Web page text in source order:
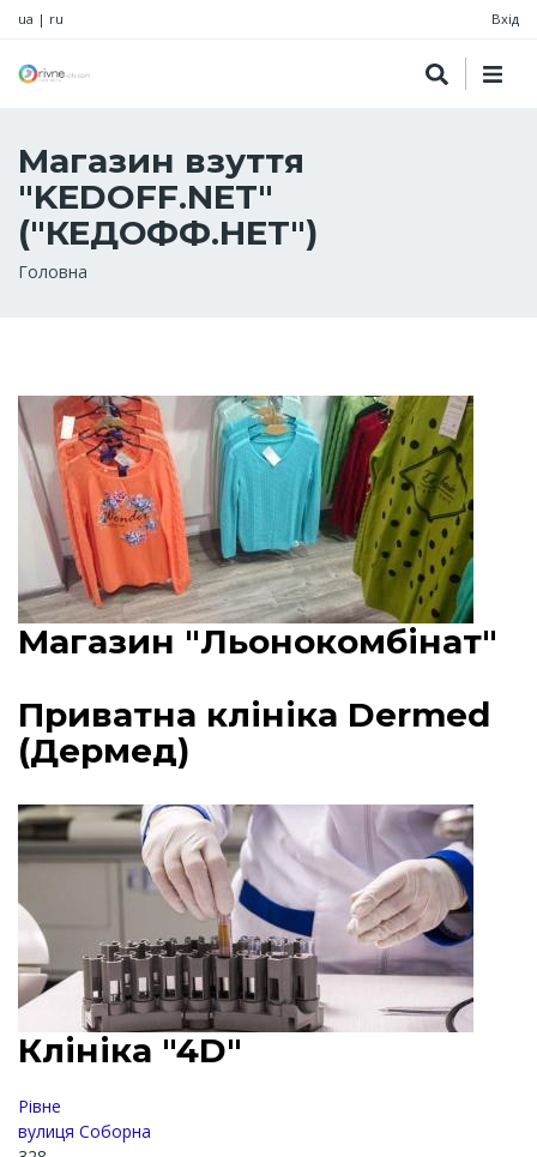
ua | ru Вхід
Магазин взуття
"KEDOFF.NET"
("КЕДОФФ.НЕТ")
Рядок
Головна
Магазин "Льонокомбінат"
Приватна клініка Dermed
(Дермед)
Клініка "4D"
Рівне
вулиця Соборна